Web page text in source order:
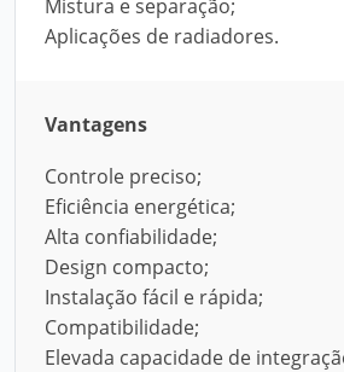
Mistura e separação;
Aplicações de radiadores.
Vantagens
Controle preciso;
Eficiência energética;
Alta confiabilidade;
Design compacto;
Instalação fácil e rápida;
Compatibilidade;
Elevada capacidade de